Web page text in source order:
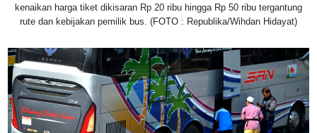
kenaikan harga tiket dikisaran Rp 20 ribu hingga Rp 50 ribu tergantung
rute dan kebijakan pemilik bus. (FOTO : Republika/Wihdan Hidayat)